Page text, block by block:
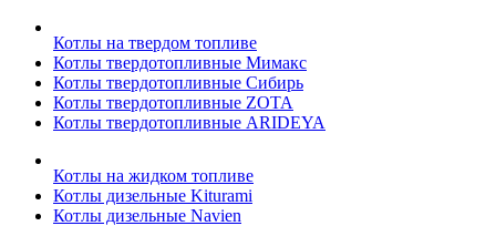
Котлы на твердом топливе
Котлы твердотопливные Мимакс
Котлы твердотопливные Сибирь
Котлы твердотопливные ZOTA
Котлы твердотопливные ARIDEYA
Котлы на жидком топливе
Котлы дизельные Kiturami
Котлы дизельные Navien